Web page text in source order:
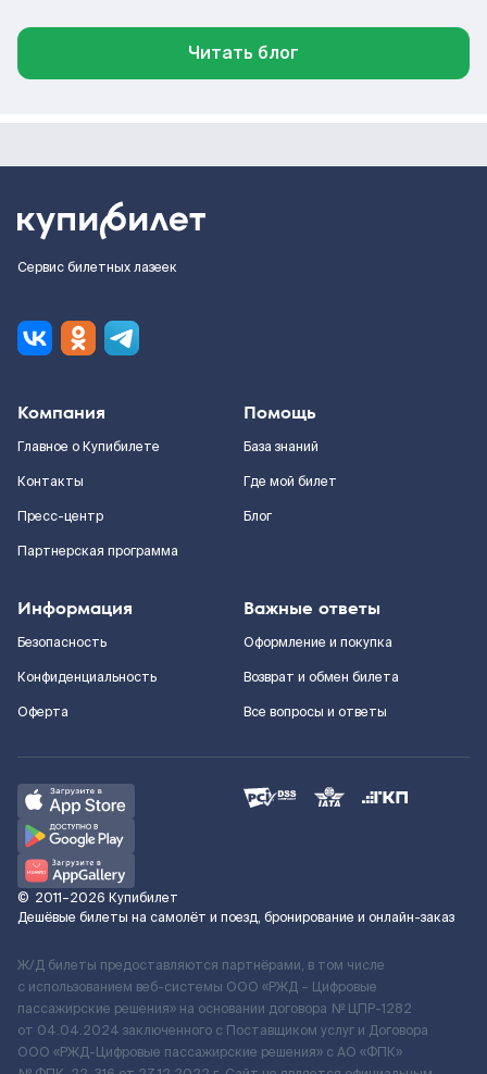
Читать блог
Сервис билетных лазеек
Компания
Главное о Купибилете
Контакты
Пресс-центр
Партнерская программа
Помощь
База знаний
Где мой билет
Блог
Информация
Безопасность
Конфиденциальность
Оферта
Важные ответы
Оформление и покупка
Возврат и обмен билета
Все вопросы и ответы
© 2011–2026 Купибилет
Дешёвые билеты на самолёт и поезд, бронирование и онлайн-заказ
Ж/Д билеты предоставляются партнёрами, в том числе
с использованием веб-системы ООО «РЖД – Цифровые
пассажирские решения» на основании договора № ЦПР-1282
от 04.04.2024 заключенного с Поставщиком услуг и Договора
ООО «РЖД-Цифровые пассажирские решения» c АО «ФПК»